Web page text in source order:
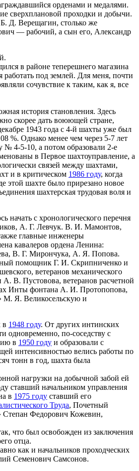
орденами и медалями.
сверхплановой проходки и добычи.
Д. Верещагин, столько же
— рабочий, а сын его, Александр
в районе теперешнего магазина
под землей. Для меня, почти
сочувствие к таким, как я, все
история становления. Здесь
скорее дать воюющей стране,
1943 года с 4-й шахты уже был
%. Однако менее чем через 5-7 лет
№ 4-5-10, а потом образовали 2-е
в Первое шахтоуправление, а
связей между шахтами,
и в критическом 1986 году, когда
этой шахте было прирезано новое
шахтерская трудовая воля и
начать с хронологического перечня
А. Г. Левчук. В. И. Мамонтов,
главные инженеры
кавалеров ордена Ленина:
В. Г. Мирончука, А. Я. Попова.
помощник Г. И. Скрипниченко и
ветеранов механического
В. Пустовова, ветеранов расчетной
Инты фонтана А. И. Протопопова,
М. Я. Великосельскую и
в 1948 году. От других интинских
одновременно, по-соседству с
в 1950 году и образовали с
интенсивностью велись работы по
тонн в год, шахта была
нагрузки на добычной забой ей
ставший начальником управления
в 1975 году ставший его
Труда, Почетный
Степан Федорович Кожевин,
что был освобожден из заключения
отца.
как и начальников проходческих
Семенович Самсонов.